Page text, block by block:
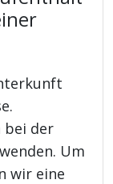
bei der
Um
wir eine